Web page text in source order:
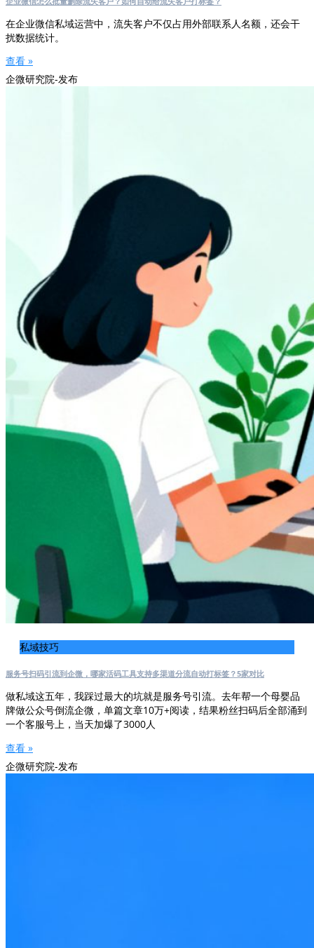
在企业微信私域运营中，流失客户不仅占用外部联系人名额，还会干
扰数据统计。
查看 »
企微研究院-发布
私域技巧
服务号扫码引流到企微，哪家活码工具支持多渠道分流自动打标签？5家对比
做私域这五年，我踩过最大的坑就是服务号引流。去年帮一个母婴品
牌做公众号倒流企微，单篇文章10万+阅读，结果粉丝扫码后全部涌到
一个客服号上，当天加爆了3000人
查看 »
企微研究院-发布